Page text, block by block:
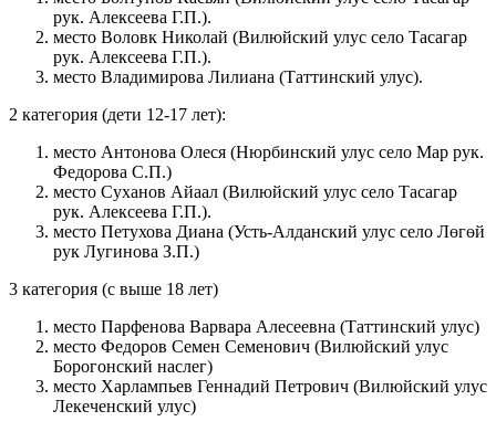
рук. Алексеева Г.П.).
место Воловк Николай (Вилюйский улус село Тасагар
рук. Алексеева Г.П.).
место Владимирова Лилиана (Таттинский улус).
2 категория (дети 12-17 лет):
место Антонова Олеся (Нюрбинский улус село Мар рук.
Федорова С.П.)
место Суханов Айаал (Вилюйский улус село Тасагар
рук. Алексеева Г.П.).
место Петухова Диана (Усть-Алданский улус село Лөгөй
рук Лугинова З.П.)
3 категория (с выше 18 лет)
место Парфенова Варвара Алесеевна (Таттинский улус)
место Федоров Семен Семенович (Вилюйский улус
Борогонский наслег)
место Харлампьев Геннадий Петрович (Вилюйский улус
Лекеченский улус)